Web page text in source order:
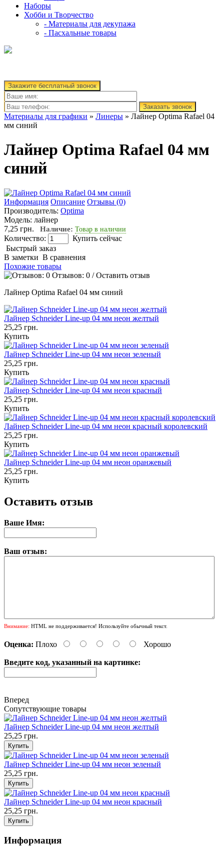
Наборы
Хобби и Творчество
- Материалы для декупажа
- Пасхальные товары
Закажите бесплатный звонок
Заказать звонок
Материалы для графики » Линеры » Лайнер Optima Rafael 04
мм синий
Лайнер Optima Rafael 04 мм
синий
Информация Описание Отзывы (0)
Производитель: Optima
Модель: лайнер
7,25 грн. Наличие: Товар в наличии
Количество:
Купить сейчас
Быстрый заказ
В заметки В сравнения
Похожие товары
Отзывов: 0 /Оставить отзыв
Лайнер Optima Rafael 04 мм синий
Лайнер Schneider Line-up 04 мм неон желтый
25,25 грн.
Купить
Лайнер Schneider Line-up 04 мм неон зеленый
25,25 грн.
Купить
Лайнер Schneider Line-up 04 мм неон красный
25,25 грн.
Купить
Лайнер Schneider Line-up 04 мм неон красный королевский
25,25 грн.
Купить
Лайнер Schneider Line-up 04 мм неон оранжевый
25,25 грн.
Купить
Оставить отзыв
Ваше Имя:
Ваш отзыв:
Внимание: HTML не поддерживается! Используйте обычный текст.
Оценка: Плохо Хорошо
Введите код, указанный на картинке:
Вперед
Сопутствующие товары
Лайнер Schneider Line-up 04 мм неон желтый
25,25 грн.
Лайнер Schneider Line-up 04 мм неон зеленый
25,25 грн.
Лайнер Schneider Line-up 04 мм неон красный
25,25 грн.
Информация